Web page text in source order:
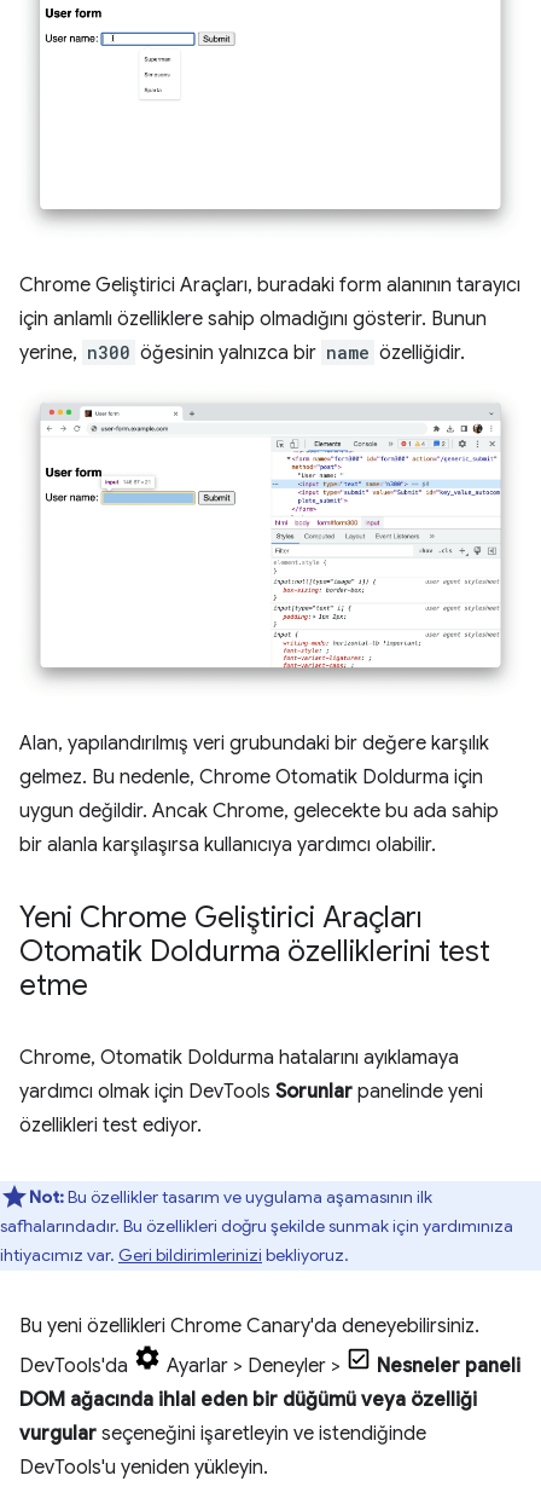
Chrome Geliştirici Araçları, buradaki form alanının tarayıcı
için anlamlı özelliklere sahip olmadığını gösterir. Bunun
yerine, n300 öğesinin yalnızca bir name özelliğidir.
Alan, yapılandırılmış veri grubundaki bir değere karşılık
gelmez. Bu nedenle, Chrome Otomatik Doldurma için
uygun değildir. Ancak Chrome, gelecekte bu ada sahip
bir alanla karşılaşırsa kullanıcıya yardımcı olabilir.
Yeni Chrome Geliştirici Araçları
Otomatik Doldurma özelliklerini test
etme
Chrome, Otomatik Doldurma hatalarını ayıklamaya
yardımcı olmak için DevTools Sorunlar panelinde yeni
özellikleri test ediyor.
Not:Bu özellikler tasarım ve uygulama aşamasının ilk
safhalarındadır. Bu özellikleri doğru şekilde sunmak için yardımınıza
ihtiyacımız var. Geri bildirimlerinizi bekliyoruz.
Bu yeni özellikleri Chrome Canary'da deneyebilirsiniz.
DevTools'da
Ayarlar > Deneyler >
Nesneler paneli
DOM ağacında ihlal eden bir düğümü veya özelliği
vurgular seçeneğini işaretleyin ve istendiğinde
DevTools'u yeniden yükleyin.